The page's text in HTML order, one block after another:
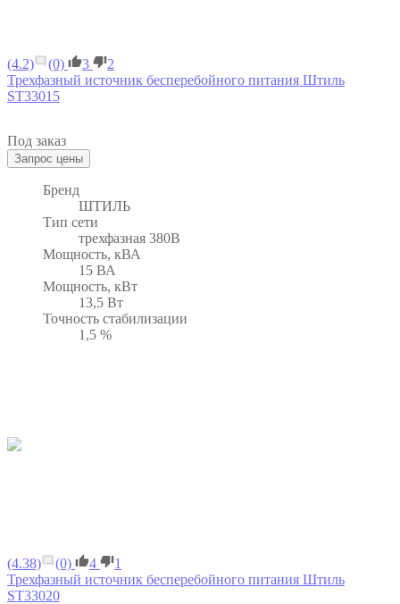
(4.2) (0) 3
2
Трехфазный источник бесперебойного питания Штиль
ST33015
Под заказ
Бренд
ШТИЛЬ
Тип сети
трехфазная 380В
Мощность, кВА
15 ВА
Мощность, кВт
13,5 Вт
Точность стабилизации
1,5 %
(4.38) (0) 4
1
Трехфазный источник бесперебойного питания Штиль
ST33020